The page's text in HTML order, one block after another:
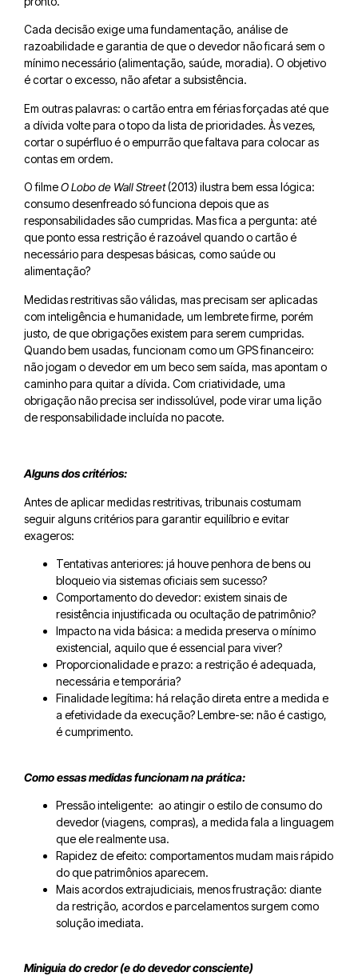
Cada decisão exige uma fundamentação, análise de
razoabilidade e garantia de que o devedor não ficará sem o
mínimo necessário (alimentação, saúde, moradia). O objetivo
é cortar o excesso, não afetar a subsistência.
Em outras palavras: o cartão entra em férias forçadas até que
a dívida volte para o topo da lista de prioridades. Às vezes,
cortar o supérfluo é o empurrão que faltava para colocar as
contas em ordem.
O filmeO Lobo de Wall Street(2013) ilustra bem essa lógica:
consumo desenfreado só funciona depois que as
responsabilidades são cumpridas. Mas fica a pergunta: até
que ponto essa restrição é razoável quando o cartão é
necessário para despesas básicas, como saúde ou
alimentação?
Medidas restritivas são válidas, mas precisam ser aplicadas
com inteligência e humanidade, um lembrete firme, porém
justo, de que obrigações existem para serem cumpridas.
Quando bem usadas, funcionam como um GPS financeiro:
não jogam o devedor em um beco sem saída, mas apontam o
caminho para quitar a dívida. Com criatividade, uma
obrigação não precisa ser indissolúvel, pode virar uma lição
de responsabilidade incluída no pacote.
Alguns dos critérios:
Antes de aplicar medidas restritivas, tribunais costumam
seguir alguns critérios para garantir equilíbrio e evitar
exageros:
Tentativas anteriores: já houve penhora de bens ou
bloqueio via sistemas oficiais sem sucesso?
Comportamento do devedor: existem sinais de
resistência injustificada ou ocultação de patrimônio?
Impacto na vida básica: a medida preserva o mínimo
existencial, aquilo que é essencial para viver?
Proporcionalidade e prazo: a restrição é adequada,
necessária e temporária?
Finalidade legítima: há relação direta entre a medida e
a efetividade da execução? Lembre-se: não é castigo,
é cumprimento.
Como essas medidas funcionam na prática:
Pressão inteligente: ao atingir o estilo de consumo do
devedor (viagens, compras), a medida fala a linguagem
que ele realmente usa.
Rapidez de efeito: comportamentos mudam mais rápido
do que patrimônios aparecem.
Mais acordos extrajudiciais, menos frustração: diante
da restrição, acordos e parcelamentos surgem como
solução imediata.
Miniguia do credor (e do devedor consciente)